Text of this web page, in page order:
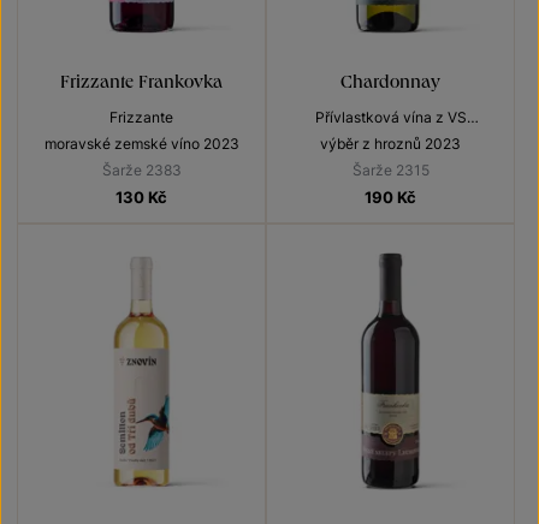
Frizzante Frankovka
Frizzante
moravské zemské víno 2023
Šarže 2383
130 Kč
Chardonnay
Přívlastková vína z VS
Lechovice
výběr z hroznů 2023
Šarže 2315
190 Kč